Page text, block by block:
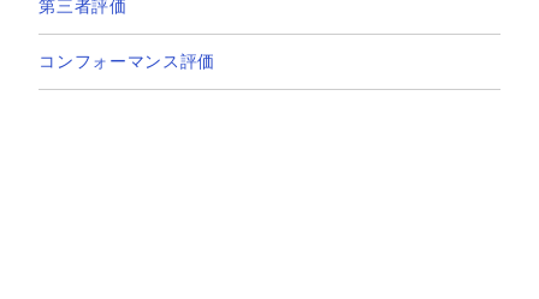
第三者評価
コンフォーマンス評価